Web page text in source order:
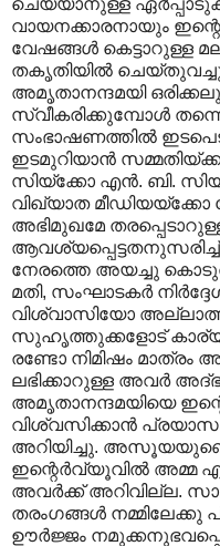
വായനക്കാരനായും
വേഷങ്ങള്‍ കെട്ടാറുള്ള
തകൃതിയില്‍
അമൃതാനന്ദമയി‍
സ്വീകരിക്കുമ്പോള്‍
സംഭാഷണത്തില്‍
ഇടമുറിയാന്‍
സിയ്ക്കോ എന്‍. ബി.
വിഖ്യാത
അഭിമുഖമേ
നേരത്തെ അയച്ചു
മതി, സംഘാടകര്‍
വിശ്വാസിയോ
സുഹൃത്തുക്കളോട്
രണ്ടോ നിമിഷം മാത്രം
ലഭിക്കാറുള്ള അവര്‍
അമൃതാനന്ദമയിയെ
വിശ്വസിക്കാന്‍
അറിയിച്ചു.
ഇന്റെര്‍വ്യൂവില്‍ അമ്മ
അവര്‍ക്ക് അറിവില്ല.
തരംഗങ്ങള്‍
ഊര്‍ജ്ജം